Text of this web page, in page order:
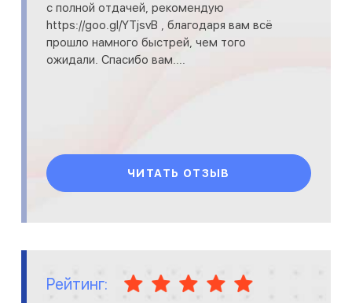
с полной отдачей, рекомендую
https://goo.gl/YTjsvB , благодаря вам всё
прошло намного быстрей, чем того
ожидали. Спасибо вам....
ЧИТАТЬ ОТЗЫВ
Рейтинг: